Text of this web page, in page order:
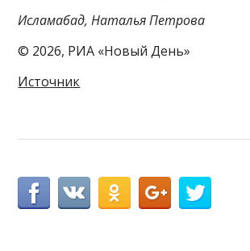
Исламабад, Наталья Петрова
© 2026, РИА «Новый День»
Источник